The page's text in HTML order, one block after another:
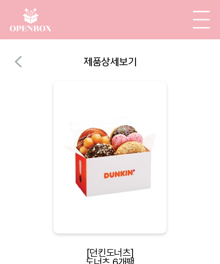
제품상세보기
[던킨도너츠]